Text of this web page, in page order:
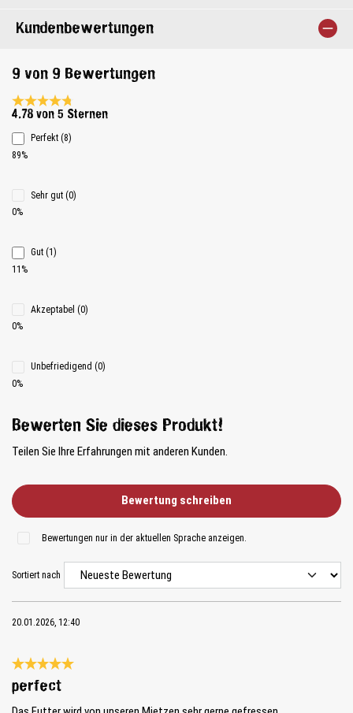
Kundenbewertungen
9 von 9 Bewertungen
Durchschnittliche Bewertung 4.7 von 5 Sternen
4.78 von 5 Sternen
Perfekt (8)
89%
Sehr gut (0)
0%
Gut (1)
11%
Akzeptabel (0)
0%
Unbefriedigend (0)
0%
Bewerten Sie dieses Produkt!
Teilen Sie Ihre Erfahrungen mit anderen Kunden.
Bewertung schreiben
Bewertungen nur in der aktuellen Sprache anzeigen.
Sortiert nach
20.01.2026, 12:40
Bewertung mit 5 von 5 Sternen
perfect